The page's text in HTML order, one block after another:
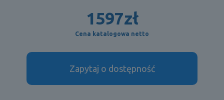
1597zł
Cena katalogowa netto
Zapytaj o dostępność